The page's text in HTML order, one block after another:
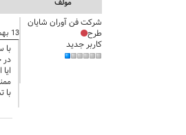
مولف
شرکت فن آوران شایان
طرح
کاربر جدید
13 بهمن 1404 02:39 ب.ظ
با
در
با